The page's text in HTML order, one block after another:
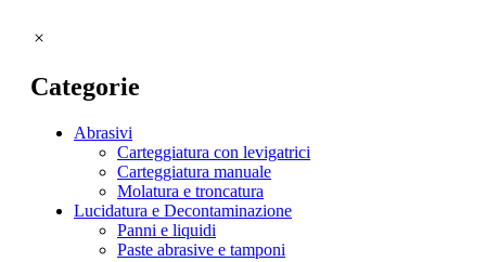
Categorie
Abrasivi
Carteggiatura con levigatrici
Carteggiatura manuale
Molatura e troncatura
Lucidatura e Decontaminazione
Panni e liquidi
Paste abrasive e tamponi